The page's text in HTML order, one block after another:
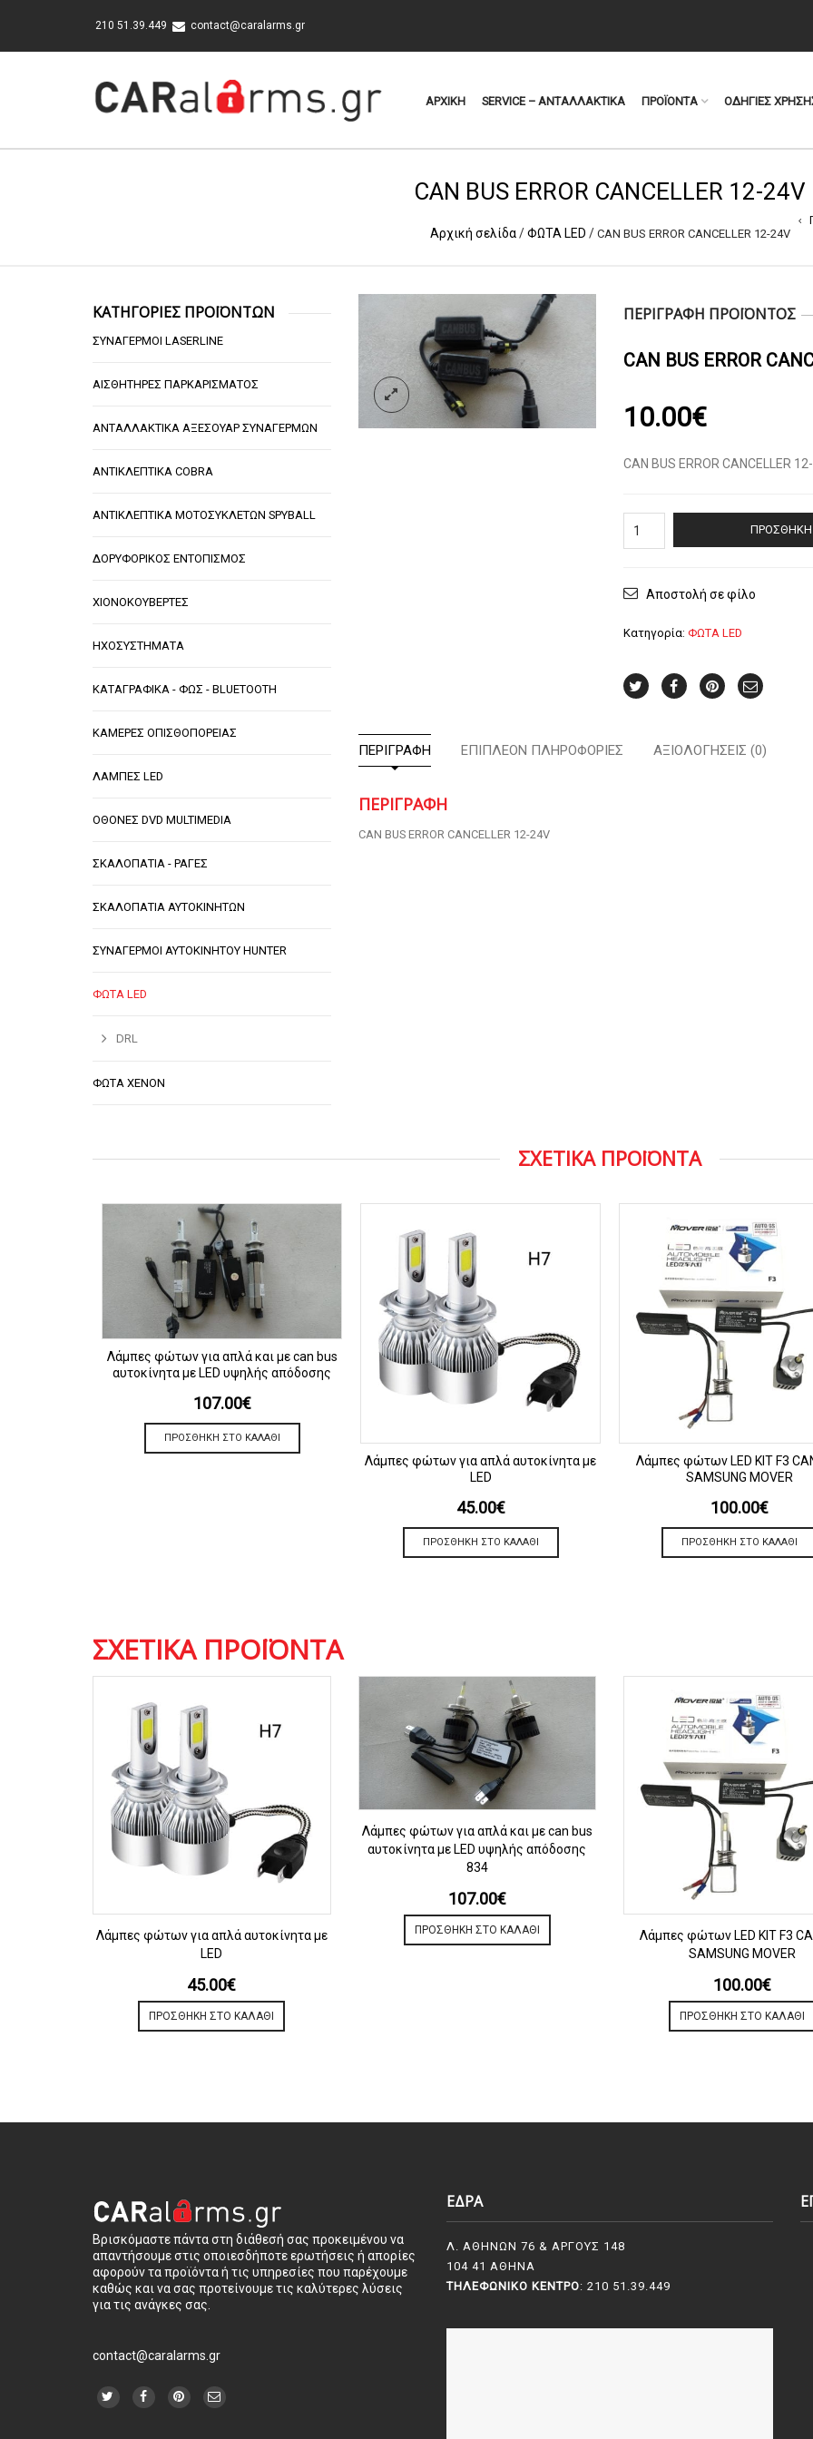
210 51.39.449 contact@caralarms.gr
ΑΡΧΙΚΗ SERVICE – ΑΝΤΑΛΛΑΚΤΙΚΑ ΠΡΟΪΟΝΤΑ ΟΔΗΓΙΕΣ
CAN BUS ERROR CANCELLER 12-24V
Αρχική σελίδα / ΦΩΤΑ LED / CAN BUS ERROR CANCELLER 12-24V
ΠΕΡΙΓΡΑΦΗ ΠΡΟΪΟΝΤΟΣ
CAN BUS ERROR
10.00€
CAN BUS ERROR CANCELLER
BUS
ERROR
12-
24V
ΠΡΟΣΘΉΚΗ
Αποστολή σε φίλο
Κατηγορία: ΦΩΤΑ LED
ΠΕΡΙΓΡΑΦΉ ΕΠΙΠΛΈΟΝ ΠΛΗΡΟΦΟΡΊΕΣ ΑΞΙΟΛΟΓΉΣΕΙΣ (0)
ΠΕΡΙΓΡΑΦΉ
CAN BUS ERROR CANCELLER 12-24V
ΚΑΤΗΓΟΡΙΕΣ ΠΡΟΪΟΝΤΩΝ
ΣΥΝΑΓΕΡΜΟΙ LASERLINE
ΑΙΣΘΗΤΗΡΕΣ ΠΑΡΚΑΡΙΣΜΑΤΟΣ
ΑΝΤΑΛΛΑΚΤΙΚΑ ΑΞΕΣΟΥΑΡ ΣΥΝΑΓΕΡΜΩΝ
ΑΝΤΙΚΛΕΠΤΙΚΑ COBRA
ΑΝΤΙΚΛΕΠΤΙΚΑ ΜΟΤΟΣΥΚΛΕΤΩΝ SPYBALL
ΔΟΡΥΦΟΡΙΚΟΣ ΕΝΤΟΠΙΣΜΟΣ
ΧΙΟΝΟΚΟΥΒΕΡΤΕΣ
ΗΧΟΣΥΣΤΗΜΑΤΑ
ΚΑΤΑΓΡΑΦΙΚΑ - ΦΩΣ - BLUETOOTH
ΚΑΜΕΡΕΣ ΟΠΙΣΘΟΠΟΡΕΙΑΣ
ΛΑΜΠΕΣ LED
ΟΘΟΝΕΣ DVD MULTIMEDIA
ΣΚΑΛΟΠΑΤΙΑ - ΡΑΓΕΣ
ΣΚΑΛΟΠΑΤΙΑ ΑΥΤΟΚΙΝΗΤΩΝ
ΣΥΝΑΓΕΡΜΟΙ ΑΥΤΟΚΙΝΗΤΟΥ HUNTER
ΦΩΤΑ LED
DRL
ΦΩΤΑ XENON
ΣΧΕΤΙΚΑ ΠΡΟΪΟΝΤΑ
ΠΡΟΒΟΛΗ
Λάμπες φώτων για απλά και με can bus
αυτοκίνητα με LED υψηλής απόδοσης
107.00€
ΠΡΟΣΘΉΚΗ ΣΤΟ ΚΑΛΆΘΙ
ΠΡΟΒΟΛΗ
Λάμπες φώτων για απλά αυτοκίνητα με
LED
45.00€
ΠΡΟΣΘΉΚΗ ΣΤΟ ΚΑΛΆΘΙ
ΠΡΟΒΟΛΗ
Λάμπες φώτων LED KIT F3
SAMSUNG MOVER
100.00€
ΠΡΟΣΘΉΚΗ ΣΤΟ ΚΑΛΆΘΙ
ΣΧΕΤΙΚΆ ΠΡΟΪΌΝΤΑ
ΠΡΟΒΟΛΗ
Λάμπες φώτων για απλά αυτοκίνητα με
LED
45.00€
ΠΡΟΣΘΉΚΗ ΣΤΟ ΚΑΛΆΘΙ
ΠΡΟΒΟΛΗ
Λάμπες φώτων για απλά και με can bus
αυτοκίνητα με LED υψηλής απόδοσης
834
107.00€
ΠΡΟΣΘΉΚΗ ΣΤΟ ΚΑΛΆΘΙ ΠΡΟΒΟΛΗ
Λάμπες φώτων LED KIT F3
SAMSUNG MOVER
100.00€
ΠΡΟΣΘΉΚΗ ΣΤΟ ΚΑΛΆΘΙ
Βρισκόμαστε πάντα στη διάθεσή σας προκειμένου να
απαντήσουμε στις οποιεσδήποτε ερωτήσεις ή απορίες
αφορούν τα προϊόντα ή τις υπηρεσίες που παρέχουμε
καθώς και να σας προτείνουμε τις καλύτερες λύσεις
για τις ανάγκες σας.
contact@caralarms.gr
ΕΔΡΑ
Λ. ΑΘΗΝΩΝ 76 & ΑΡΓΟΥΣ 148
104 41 ΑΘΗΝΑ
ΤΗΛΕΦΩΝΙΚΌ ΚΈΝΤΡΟ: 210 51.39.449